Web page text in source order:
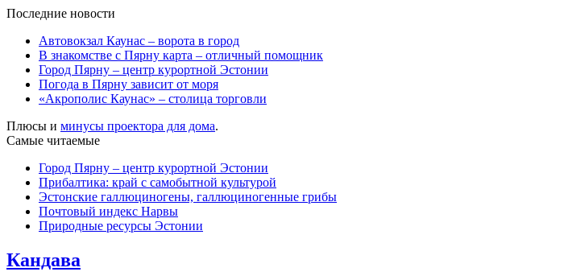
Последние новости
Автовокзал Каунас – ворота в город
В знакомстве с Пярну карта – отличный помощник
Город Пярну – центр курортной Эстонии
Погода в Пярну зависит от моря
«Акрополис Каунас» – столица торговли
Плюсы и минусы проектора для дома.
Самые читаемые
Город Пярну – центр курортной Эстонии
Прибалтика: край с самобытной культурой
Эстонские галлюциногены, галлюциногенные грибы
Почтовый индекс Нарвы
Природные ресурсы Эстонии
Кандава